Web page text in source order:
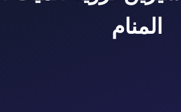
المنام